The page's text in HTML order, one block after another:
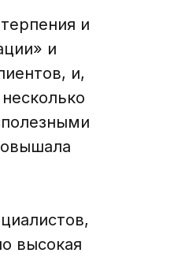
и
и
и,
высокая